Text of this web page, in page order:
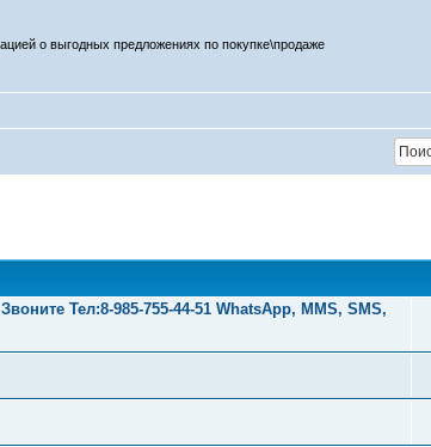
о выгодных предложениях по покупке\продаже
Тел:‪8-985-755-44-51 WhatsApp, MMS, SMS,